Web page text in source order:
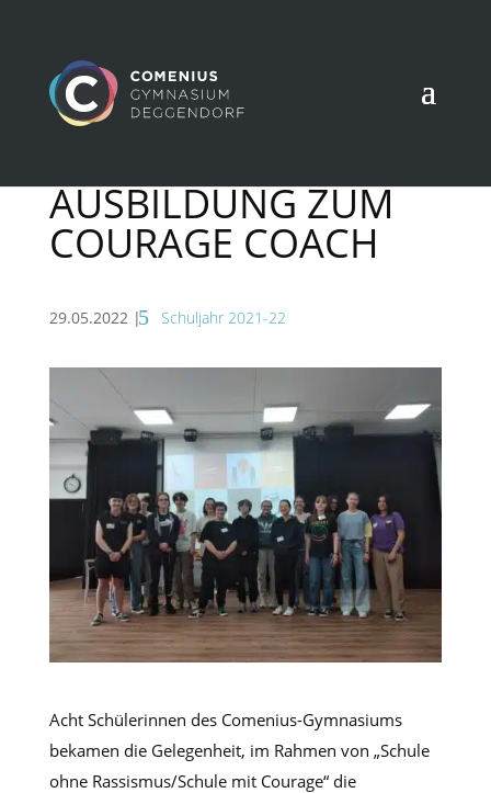
AUSBILDUNG ZUM
COURAGE COACH
29.05.2022| Schuljahr 2021-22
Acht Schülerinnen des Comenius-Gymnasiums
bekamen die Gelegenheit, im Rahmen von „Schule
ohne Rassismus/Schule mit Courage“ die